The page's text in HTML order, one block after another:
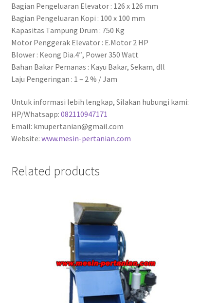
Bagian Pengeluaran Elevator : 126 x 126 mm
Bagian Pengeluaran Kopi : 100 x 100 mm
Kapasitas Tampung Drum : 750 Kg
Motor Penggerak Elevator : E.Motor 2 HP
Blower : Keong Dia.4″, Power 350 Watt
Bahan Bakar Pemanas : Kayu Bakar, Sekam, dll
Laju Pengeringan : 1 – 2 % / Jam
Untuk informasi lebih lengkap, Silakan hubungi kami:
HP/Whatsapp: 082110947171
Email: kmupertanian@gmail.com
Website: www.mesin-pertanian.com
Related products